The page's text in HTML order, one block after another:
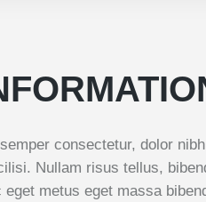
consectetur, dolor
Nullam risus tellus,
metus eget massa